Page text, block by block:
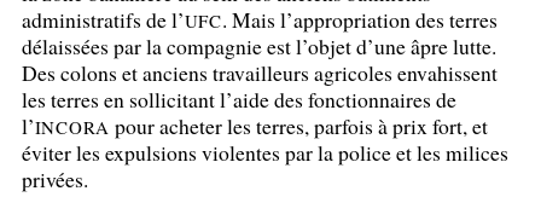
administratifs de l’UFC. Mais l’appropriation des terres
délaissées par la compagnie est l’objet d’une âpre lutte.
Des colons et anciens travailleurs agricoles envahissent
les terres en sollicitant l’aide des fonctionnaires de
l’INCORA pour acheter les terres, parfois à prix fort, et
éviter les expulsions violentes par la police et les milices
privées.